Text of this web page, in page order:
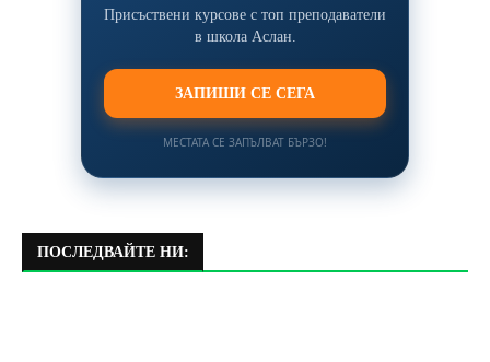
Присъствени курсове с топ преподаватели
в школа Аслан.
ЗАПИШИ СЕ СЕГА
МЕСТАТА СЕ ЗАПЪЛВАТ БЪРЗО!
ПОСЛЕДВАЙТЕ НИ: